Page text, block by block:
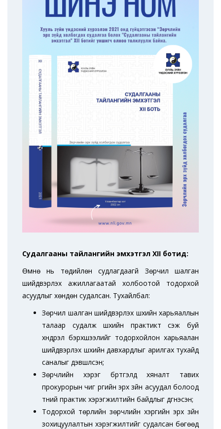
Судалгааны тайлангийн эмхэтгэл XII ботид:
Өмнө нь төдийлөн судлагдаагүй Зөрчил шалган
шийдвэрлэх ажиллагаатай холбоотой тодорхой
асуудлыг хөндөн судалсан. Тухайлбал:
Зөрчил шалган шийдвэрлэх шүүхийн харьяаллын
талаар судалж шүүхийн практикт үүсэж буй
хүндрэл бэрхшээлийг тодорхойлон харьяалан
шийдвэрлэх шүүхийн давхардлыг арилгах тухайд
саналыг дэвшүүлсэн;
Зөрчлийн хэрэг бүртгэлд хяналт тавих
прокурорын чиг үүргийн эрх зүйн асуудал болоод
түүний практик хэрэгжилтийн байдлыг дүгнэсэн;
Тодорхой төрлийн зөрчлийн хэргийн эрх зүйн
зохицуулалтын хэрэгжилтийг судалсан бөгөөд